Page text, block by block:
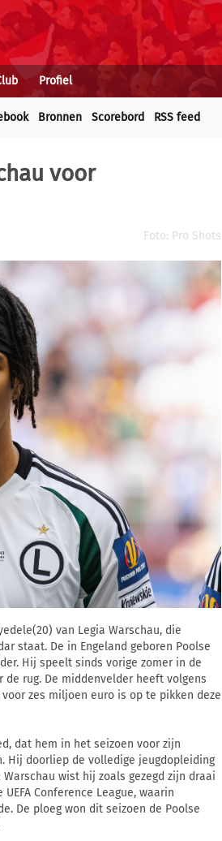
Profiel
Bronnen Scorebord RSS feed
voor
Foto: Pro Shots
van Legia Warschau, die
staat. De in Engeland geboren Poolse
Hij speelt sinds vorige zomer in de
rug. De middenvelder heeft volgens
zes miljoen euro is op te pikken deze
dat hem in het seizoen voor zijn
Hij doorliep de volledige jeugdopleiding
wist hij zoals gezegd zijn draai
Conference League, waarin
De ploeg won dit seizoen de Poolse